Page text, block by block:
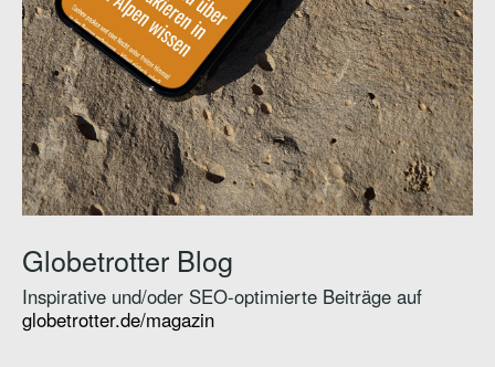
Globetrotter Blog
Inspirative und/oder SEO-optimierte Beiträge auf
globetrotter.de/magazin